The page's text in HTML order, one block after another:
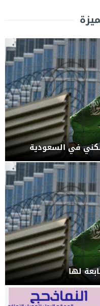
في السعودية
لها